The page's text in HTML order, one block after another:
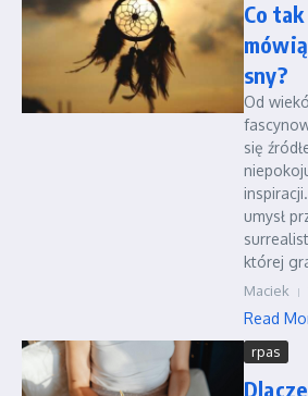
Co
sny?
Od
się
umysł
której
Maciek
Read
rpas